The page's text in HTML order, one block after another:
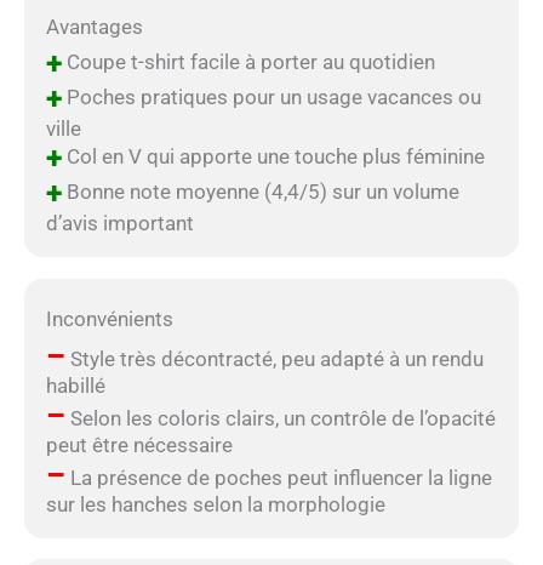
Avantages
+Coupe t-shirt facile à porter au quotidien
+Poches pratiques pour un usage vacances ou
ville
+Col en V qui apporte une touche plus féminine
+Bonne note moyenne (4,4/5) sur un volume
d’avis important
Inconvénients
– Style très décontracté, peu adapté à un rendu
habillé
– Selon les coloris clairs, un contrôle de l’opacité
peut être nécessaire
– La présence de poches peut influencer la ligne
sur les hanches selon la morphologie